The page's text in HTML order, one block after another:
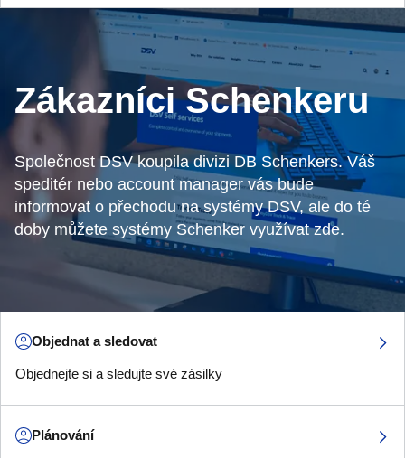
Zákazníci Schenkeru
Společnost DSV koupila divizi DB Schenkers. Váš
speditér nebo account manager vás bude
informovat o přechodu na systémy DSV, ale do té
doby můžete systémy Schenker využívat zde.
Objednat a sledovat
Objednejte si a sledujte své zásilky
Plánování